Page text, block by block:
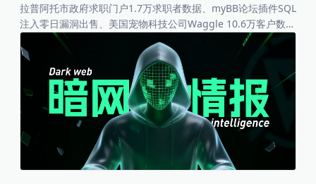
拉普阿托市政府求职门户1.7万求职者数据、myBB论坛插件SQL
注入零日漏洞出售、美国宠物科技公司Waggle 10.6万客户数
据、俄语暗网论坛Ramp4u.io 7709用户数据、美国加州大麻品
牌STIIIZY完整数据库、西班牙网站cromakit.es客户与用户数据